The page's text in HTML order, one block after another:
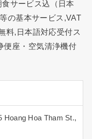
サービス込（日本
の基本サービス,VAT
料,日本語対応受付ス
便座・空気清浄機付
Hoang Hoa Tham St.,